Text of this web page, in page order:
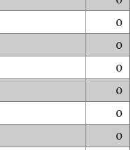
0
0
0
0
0
0